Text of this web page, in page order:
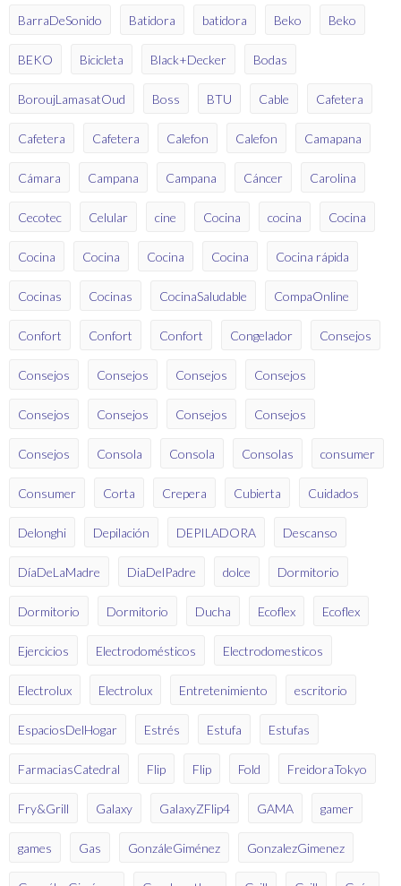
BarraDeSonido Batidora batidora Beko Beko
BEKO Bicicleta Black+Decker Bodas
BoroujLamasatOud Boss BTU Cable Cafetera
Cafetera Cafetera Calefon Calefon Camapana
Cámara Campana Campana Cáncer Carolina
Cecotec Celular cine Cocina cocina Cocina
Cocina Cocina Cocina Cocina Cocina rápida
Cocinas Cocinas CocinaSaludable CompaOnline
Confort Confort Confort Congelador Consejos
Consejos Consejos Consejos Consejos
Consejos Consejos Consejos Consejos
Consejos Consola Consola Consolas consumer
Consumer Corta Crepera Cubierta Cuidados
Delonghi Depilación DEPILADORA Descanso
DíaDeLaMadre DiaDelPadre dolce Dormitorio
Dormitorio Dormitorio Ducha Ecoflex Ecoflex
Ejercicios Electrodomésticos Electrodomesticos
Electrolux Electrolux Entretenimiento escritorio
EspaciosDelHogar Estrés Estufa Estufas
FarmaciasCatedral Flip Flip Fold FreidoraTokyo
Fry&Grill Galaxy GalaxyZFlip4 GAMA gamer
games Gas GonzáleGiménez GonzalezGimenez